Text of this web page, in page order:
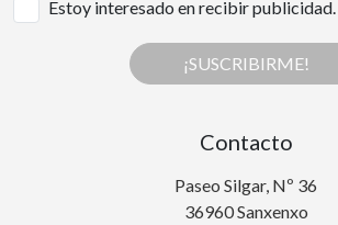
Estoy interesado en recibir publicidad.
¡SUSCRIBIRME!
Contacto
Paseo Silgar, Nº 36
36960 Sanxenxo